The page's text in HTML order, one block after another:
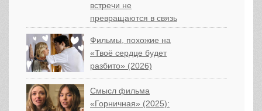
встречи не
превращаются в связь
Фильмы, похожие на
«Твоё сердце будет
разбито» (2026)
Смысл фильма
«Горничная» (2025):